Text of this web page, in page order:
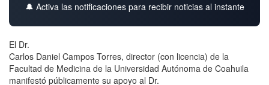
🔔 Activa las notificaciones para recibir noticias al instante
El Dr.
Carlos Daniel Campos Torres, director (con licencia) de la
Facultad de Medicina de la Universidad Autónoma de Coahuila
manifestó públicamente su apoyo al Dr.